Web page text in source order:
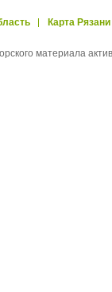
Карта Рязани
материала